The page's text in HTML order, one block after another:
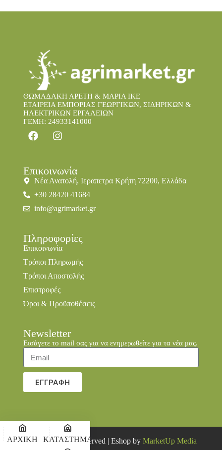
ΘΩΜΑΔΑΚΗ ΑΡΕΤΗ & ΜΑΡΙΑ IKE
ΕΤΑΙΡΕΙΑ ΕΜΠΟΡΙΑΣ ΓΕΩΡΓΙΚΩΝ, ΣΙΔΗΡΙΚΩΝ &
ΗΛΕΚΤΡΙΚΩΝ ΕΡΓΑΛΕΙΩΝ
ΓΕΜΗ: 24933141000
Επικοινωνία
Νέα Ανατολή, Ιεραπετρα Κρήτη 72200, Ελλάδα
+30 28420 41684
info@agrimarket.gr
Πληροφορίες
Επικοινωνία
Τρόποι Πληρωμής
Τρόποι Αποστολής
Επιστροφές
Όροι & Προϋποθέσεις
Newsletter
Εισάγετε το mail σας για να ενημερωθείτε για τα νέα μας.
ΕΓΓΡΑΦΗ
© 2026 all rights reserved | Eshop byMarketUp Media
ΑΡΧΙΚΗ ΚΑΤΑΣΤΗΜΑ